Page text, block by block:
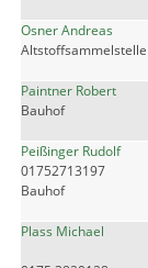
Osner Andreas
Altstoffsammelstelle
Paintner Robert
Bauhof
Peißinger Rudolf
01752713197
Bauhof
Plass Michael